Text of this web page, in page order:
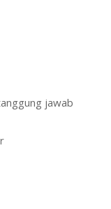
jawab